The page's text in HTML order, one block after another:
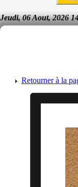
Jeudi, 06 Aout, 2026
Retourner à la